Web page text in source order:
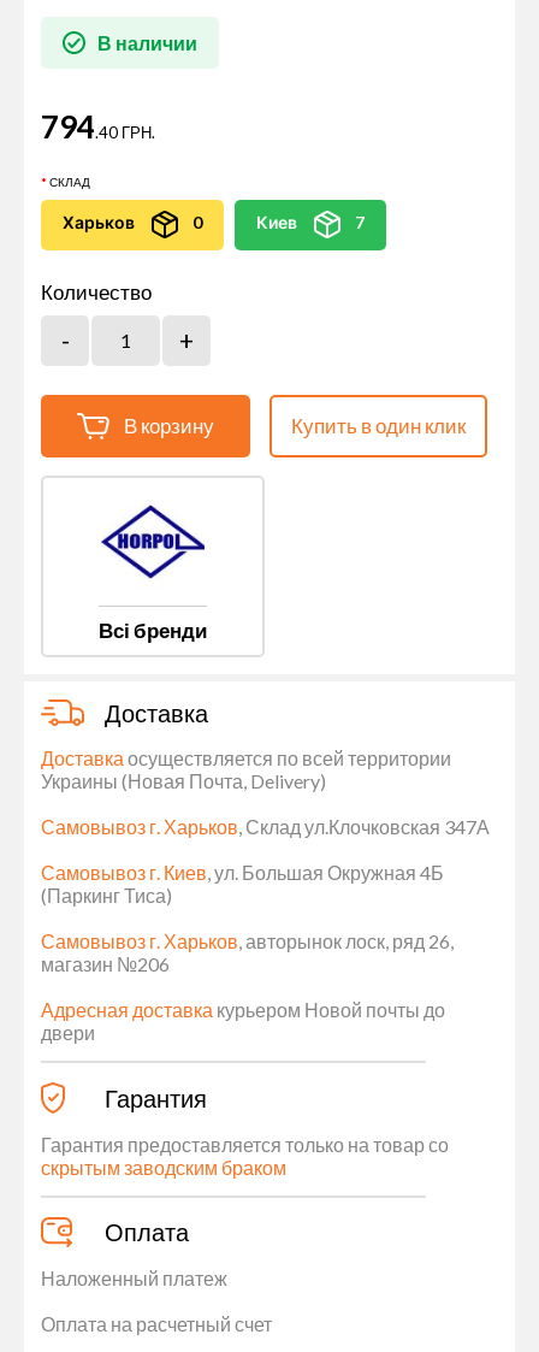
В наличии
794.40 ГРН.
СКЛАД
Харьков 0 Киев 7
Количество
В корзину Купить в один клик
Всі бренди
Доставка
Доставка осуществляется по всей территории
Украины (Новая Почта, Delivery)
Самовывоз г. Харьков, Склад ул.Клочковская 347А
Самовывоз г. Киев, ул. Большая Окружная 4Б
(Паркинг Тиса)
Самовывоз г. Харьков, авторынок лоск, ряд 26,
магазин №206
Адресная доставка курьером Новой почты до
двери
Гарантия
Гарантия предоставляется только на товар со
скрытым заводским браком
Оплата
Наложенный платеж
Оплата на расчетный счет